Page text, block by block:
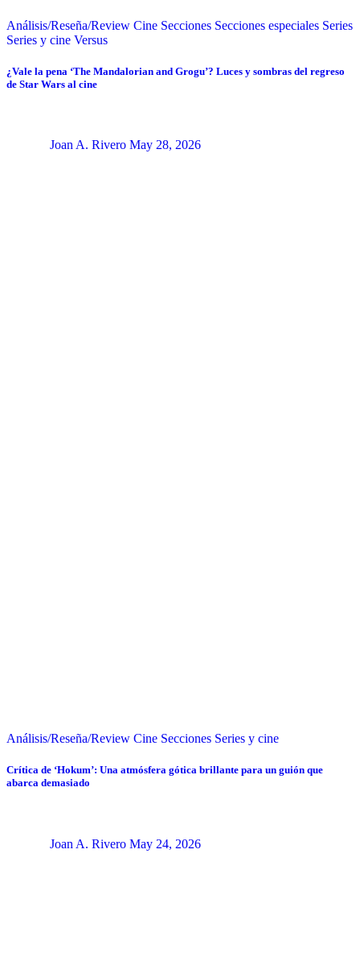
Análisis/Reseña/Review Cine Secciones Secciones especiales Series
Series y cine Versus
¿Vale la pena ‘The Mandalorian and Grogu’? Luces y sombras del regreso
de Star Wars al cine
Joan A. Rivero May 28, 2026
Análisis/Reseña/Review Cine Secciones Series y cine
Crítica de ‘Hokum’: Una atmósfera gótica brillante para un guión que
abarca demasiado
Joan A. Rivero May 24, 2026